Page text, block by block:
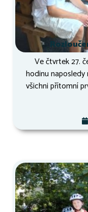
Ve čtvrtek 27.
hodinu
všichni přítomní